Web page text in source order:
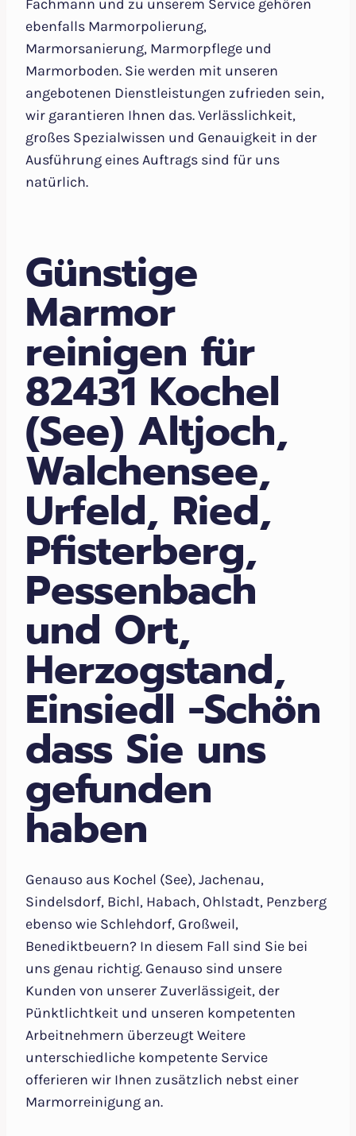
Fachmann und zu unserem Service gehören
ebenfalls Marmorpolierung,
Marmorsanierung, Marmorpflege und
Marmorboden. Sie werden mit unseren
angebotenen Dienstleistungen zufrieden sein,
wir garantieren Ihnen das. Verlässlichkeit,
großes Spezialwissen und Genauigkeit in der
Ausführung eines Auftrags sind für uns
natürlich.
Günstige
Marmor
reinigen für
82431 Kochel
(See) Altjoch,
Walchensee,
Urfeld, Ried,
Pfisterberg,
Pessenbach
und Ort,
Herzogstand,
Einsiedl -Schön
dass Sie uns
gefunden
haben
Genauso aus Kochel (See), Jachenau,
Sindelsdorf, Bichl, Habach, Ohlstadt, Penzberg
ebenso wie Schlehdorf, Großweil,
Benediktbeuern? In diesem Fall sind Sie bei
uns genau richtig. Genauso sind unsere
Kunden von unserer Zuverlässigeit, der
Pünktlichtkeit und unseren kompetenten
Arbeitnehmern überzeugt Weitere
unterschiedliche kompetente Service
offerieren wir Ihnen zusätzlich nebst einer
Marmorreinigung an.